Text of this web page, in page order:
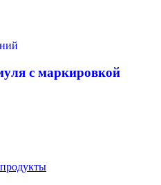
с маркировкой